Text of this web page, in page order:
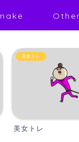
美女トレ
美女トレ